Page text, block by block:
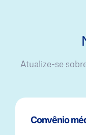
Atualize-se
Convênio